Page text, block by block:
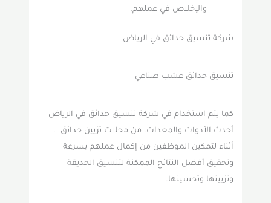
والإخلاص في عملهم.
شركة تنسيق حدائق في الرياض
تنسيق حدائق عشب صناعي
كما يتم استخدام في شركة تنسيق حدائق في الرياض
أحدث الأدوات والمعدات. من محلات تزيين حدائق .
أثناء لتمكين الموظفين من إكمال عملهم بسرعة
وتحقيق أفضل النتائج الممكنة لتنسيق الحديقة
وتزيينها وتحسينها.